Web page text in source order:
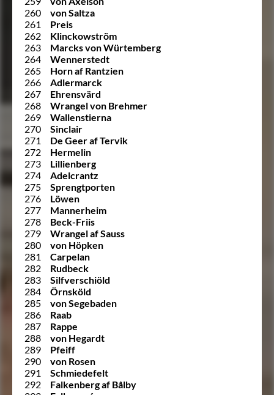
260
von Saltza
261
Preis
262
Klinckowström
263
Marcks von Würtemberg
264
Wennerstedt
265
Horn af Rantzien
266
Adlermarck
267
Ehrensvärd
268
Wrangel von Brehmer
269
Wallenstierna
270
Sinclair
271
De Geer af Tervik
272
Hermelin
273
Lillienberg
274
Adelcrantz
275
Sprengtporten
276
Löwen
277
Mannerheim
278
Beck-Friis
279
Wrangel af Sauss
280
von Höpken
281
Carpelan
282
Rudbeck
283
Silfverschiöld
284
Örnsköld
285
von Segebaden
286
Raab
287
Rappe
288
von Hegardt
289
Pfeiff
290
von Rosen
291
Schmiedefelt
292
Falkenberg af Bålby